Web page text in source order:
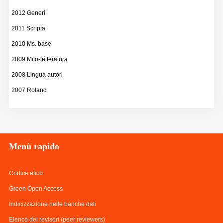
2012 Generi
2011 Scripta
2010 Ms. base
2009 Mito-letteratura
2008 Lingua autori
2007 Roland
Menù rapido
Codice etico
Green Open Access
Indicizzazione nelle banche dati
Elenco dei revisori (peer reviewers)